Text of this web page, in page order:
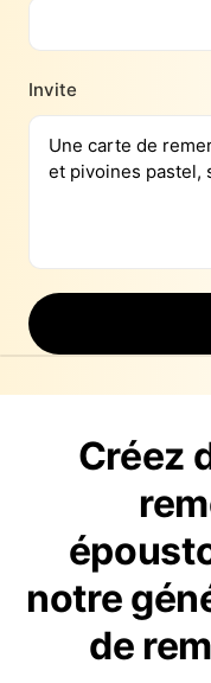
Invite
Créez
notre
de